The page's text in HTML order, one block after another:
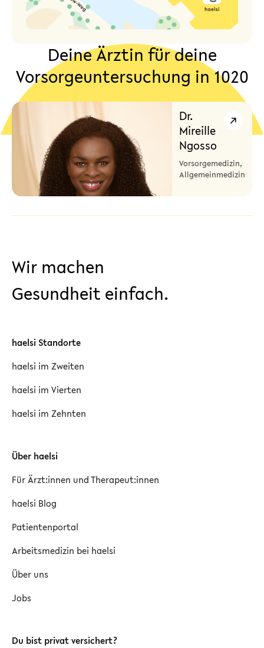
Deine Ärztin für deine
Vorsorgeuntersuchung in 1020
Dr.
Mireille
Ngosso
Vorsorgemedizin,
Allgemeinmedizin
Wir machen
Gesundheit einfach.
haelsi Standorte
haelsi im Zweiten
haelsi im Vierten
haelsi im Zehnten
Über haelsi
Für Ärzt:innen und Therapeut:innen
haelsi Blog
Patientenportal
Arbeitsmedizin bei haelsi
Über uns
Jobs
Du bist privat versichert?